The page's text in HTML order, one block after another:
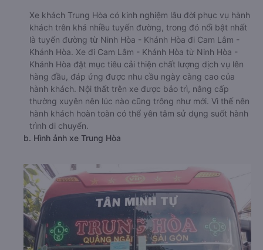
Xe khách Trung Hòa có kinh nghiệm lâu đời phục vụ hành
khách trên khá nhiều tuyến đường, trong đó nổi bật nhất
là tuyến đường từ Ninh Hòa - Khánh Hòa đi Cam Lâm -
Khánh Hòa. Xe đi Cam Lâm - Khánh Hòa từ Ninh Hòa -
Khánh Hòa đặt mục tiêu cải thiện chất lượng dịch vụ lên
hàng đầu, đáp ứng được nhu cầu ngày càng cao của
hành khách. Nội thất trên xe được bảo trì, nâng cấp
thường xuyên nên lúc nào cũng trông như mới. Vì thế nên
hành khách hoàn toàn có thể yên tâm sử dụng suốt hành
trình di chuyển.
b. Hình ảnh xe Trung Hòa